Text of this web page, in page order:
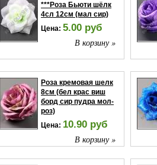
***Роза Бьюти шёлк
4сл 12см (мал сир)
Цена: 5.00 руб
В корзину »
Роза кремовая шелк
8см (бел крас виш
борд сир пудра мол-
роз)
Цена: 10.90 руб
В корзину »